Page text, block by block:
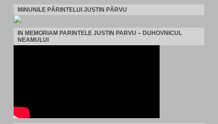
MINUNILE PĂRINTELUI JUSTIN PÂRVU
IN MEMORIAM PARINTELE JUSTIN PARVU – DUHOVNICUL
NEAMULUI